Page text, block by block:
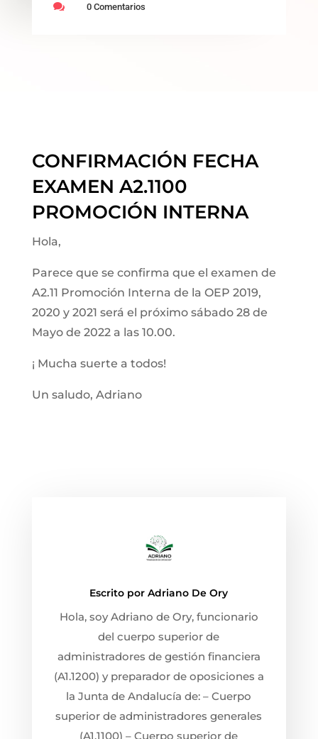
 0 Comentarios
CONFIRMACIÓN FECHA
EXAMEN A2.1100
PROMOCIÓN INTERNA
Hola,
Parece que se confirma que el examen de
A2.11 Promoción Interna de la OEP 2019,
2020 y 2021 será el próximo sábado 28 de
Mayo de 2022 a las 10.00.
¡ Mucha suerte a todos!
Un saludo, Adriano
Escrito porAdriano De Ory
Hola, soy Adriano de Ory, funcionario
del cuerpo superior de
administradores de gestión financiera
(A1.1200) y preparador de oposiciones a
la Junta de Andalucía de: – Cuerpo
superior de administradores generales
(A1.1100) – Cuerpo superior de